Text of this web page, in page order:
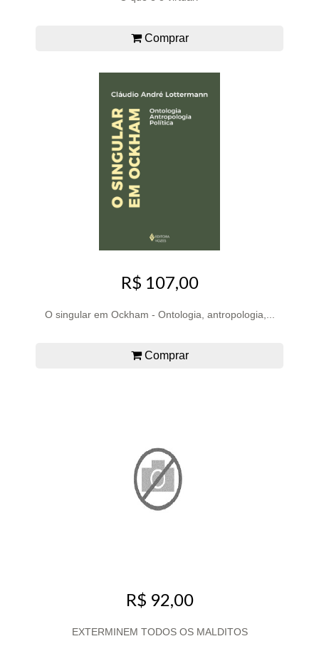
Comprar
R$ 107,00
O singular em Ockham - Ontologia, antropologia,...
Comprar
R$ 92,00
EXTERMINEM TODOS OS MALDITOS